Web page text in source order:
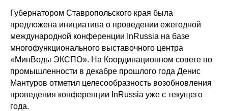
Губернатором Ставропольского края была
предложена инициатива о проведении ежегодной
международной конференции InRussia на базе
многофункционального выставочного центра
«МинВоды ЭКСПО». На Координационном совете по
промышленности в декабре прошлого года Денис
Мантуров отметил целесообразность возобновления
проведения конференции InRussia уже с текущего
года.